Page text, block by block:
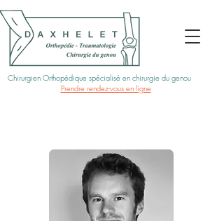
Chirurgien Orthopédique spécialisé en chirurgie du genou
Prendre rendez-vous en ligne